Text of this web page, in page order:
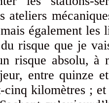
ateliers
également
risque que je
risque absolu, à
entre quinze
kilomètres ;